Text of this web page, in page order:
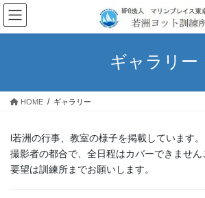
コ
ン
テ
ス
ナ
ビ
ゲ
ン
ギャラリー
HOME ギャラリー
l若洲の行事、教室の様子を掲載しています。
撮影者の都合で、全日程はカバーできませ
要望は訓練所までお願いします。